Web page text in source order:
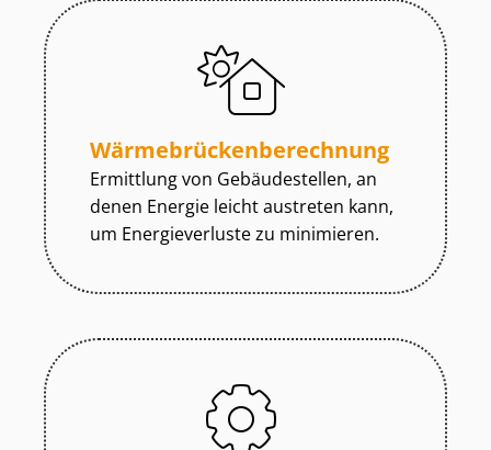
Wär­me­brü­cken­be­rech­nung
Ermittlung von Gebäudestellen, an
denen Energie leicht austreten kann,
um Energieverluste zu minimieren.